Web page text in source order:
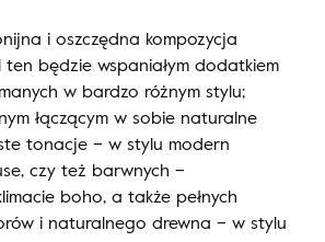
i oszczędna kompozycja
będzie wspaniałym dodatkiem
w bardzo różnym stylu;
łączącym w sobie naturalne
tonacje – w stylu modern
czy też barwnych –
boho, a także pełnych
i naturalnego drewna – w stylu